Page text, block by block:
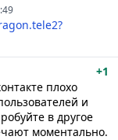
+1
плохо
и
в другое
моментально.